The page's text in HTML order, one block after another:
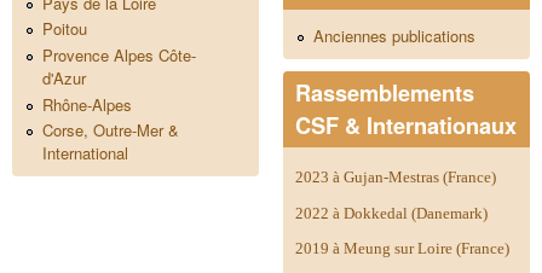
Poitou
Provence Alpes Côte-
d'Azur
Rhône-Alpes
Corse, Outre-Mer &
International
Anciennes publications
Rassemblements
CSF & Internationaux
2023 à Gujan-Mestras (France)
2022 à Dokkedal (Danemark)
2019 à Meung sur Loire (France)